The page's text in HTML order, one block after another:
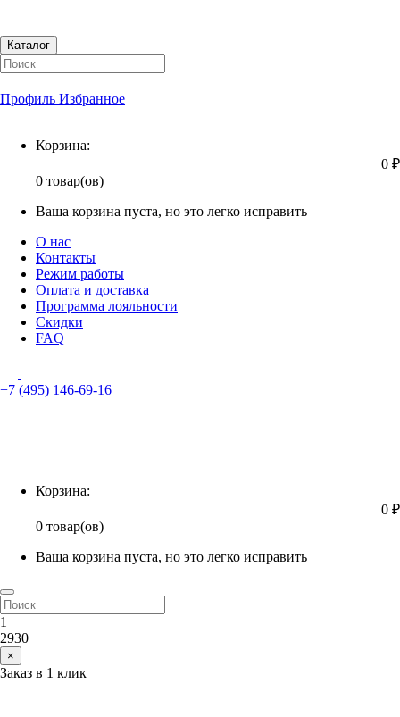
Каталог
Профиль Избранное
Корзина:
0 ₽
0 товар(ов)
Ваша корзина пуста, но это легко исправить
О нас
Контакты
Режим работы
Оплата и доставка
Программа лояльности
Скидки
FAQ
+7 (495) 146-69-16
Корзина:
0 ₽
0 товар(ов)
Ваша корзина пуста, но это легко исправить
1
2930
×
Заказ в 1 клик